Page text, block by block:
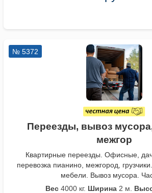
№ 5372
Переезды, вывоз мусора,
межгор
Квартирные переезды. Офисные,
перевозка пианино, межгород,
мебели. Вывоз мусора.
Вес 4000 кг. Ширина 2 м.